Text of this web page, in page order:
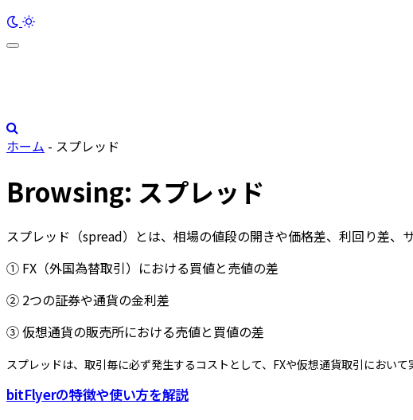
ホーム - スプレッド
Browsing: スプレッド
スプレッド（spread）とは、相場の値段の開きや価格差、利回り差、
① FX（外国為替取引）における買値と売値の差
② 2つの証券や通貨の金利差
③ 仮想通貨の販売所における売値と買値の差
スプレッドは、取引毎に必ず発生するコストとして、FXや仮想通貨取引におい
bitFlyerの特徴や使い方を解説